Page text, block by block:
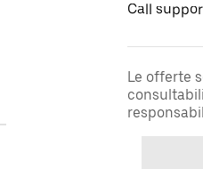
Call
Le offerte